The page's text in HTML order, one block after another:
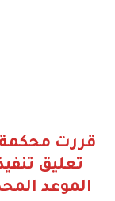
قررت
تعليق
الموعد